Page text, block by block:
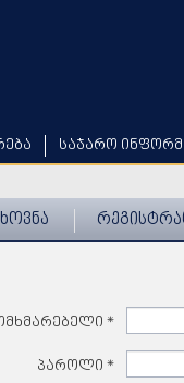
საჯარო
*
პაროლი *